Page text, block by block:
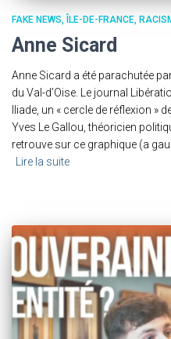
FAKE NEWS ÎLE-DE-FRANCE
Anne Sicard
Anne Sicard a été parachutée
du Val-d’Oise. Le journal
Iliade, un « cercle de réflexion »
Yves Le Gallou, théoricien
retrouve sur ce graphique (a
Lire la suite